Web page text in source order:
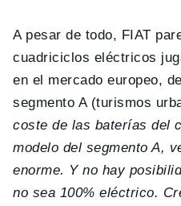
A pesar de todo, FIAT
cuadriciclos eléctricos
en el mercado europeo,
segmento A (turismos
coste de las baterías del
modelo del segmento A,
enorme. Y no hay
no sea 100% eléctrico.